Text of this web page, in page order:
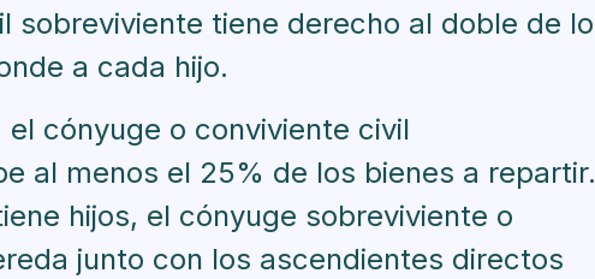
sobreviviente tiene derecho al doble de lo
a cada hijo.
el cónyuge o conviviente civil
al menos el 25% de los bienes a repartir.
hijos, el cónyuge sobreviviente o
junto con los ascendientes directos